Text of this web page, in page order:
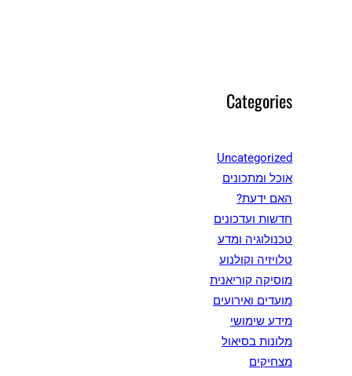
Categories
Uncategorized
אוכל ומתכונים
האם ידעת?
חדשות ועדכונים
טכנולוגיה ומדע
טלויזיה וקולנוע
מוסיקה קוריאנית
מועדים ואירועים
מידע שימושי
מלונות בסיאול
מצחיקים